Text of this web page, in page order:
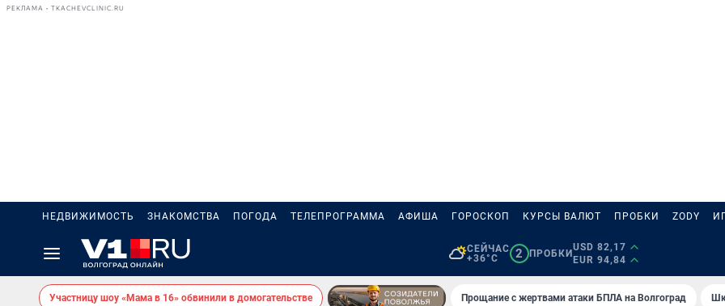
РЕКЛАМА • TKACHEVCLINIC.RU
НЕДВИЖИМОСТЬ ЗНАКОМСТВА ПОГОДА ТЕЛЕПРОГРАММА АФИША ГОРОСКОП КУРСЫ ВАЛЮТ ПРОБКИ ZODY
СЕЙЧАС
+36°C
2 ПРОБКИ
USD 82,17
EUR 94,84
Участницу шоу «Мама в 16» обвинили в домогательстве Прощание с жертвами атаки БПЛА на Волгоград